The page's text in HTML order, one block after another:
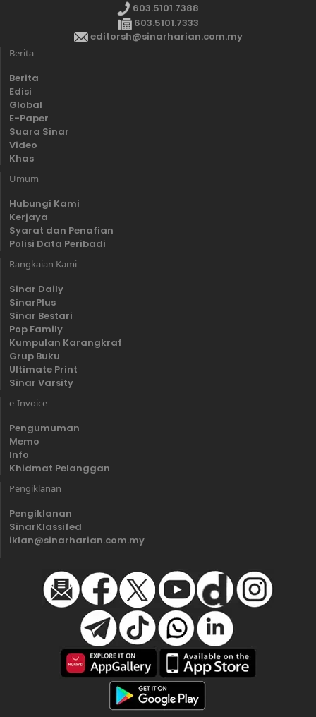
603.5101.7388
603.5101.7333
editorsh@sinarharian.com.my
Berita
Berita
Edisi
Global
E-Paper
Suara Sinar
Video
Khas
Umum
Hubungi Kami
Kerjaya
Syarat dan Penafian
Polisi Data Peribadi
Rangkaian Kami
Sinar Daily
SinarPlus
Sinar Bestari
Pop Family
Kumpulan Karangkraf
Grup Buku
Ultimate Print
Sinar Varsity
e-Invoice
Pengumuman
Memo
Info
Khidmat Pelanggan
Pengiklanan
Pengiklanan
SinarKlassifed
iklan@sinarharian.com.my